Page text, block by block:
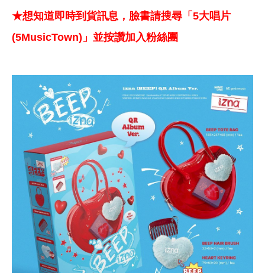
★想知道即時到貨訊息，臉書請搜尋「5大唱片
(5MusicTown)」並按讚加入粉絲團